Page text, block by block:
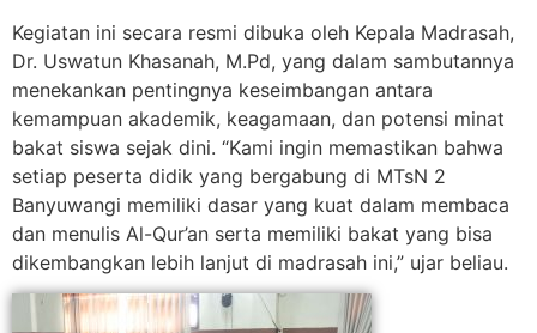
Kegiatan ini secara resmi dibuka oleh Kepala Madrasah,
Dr. Uswatun Khasanah, M.Pd, yang dalam sambutannya
menekankan pentingnya keseimbangan antara
kemampuan akademik, keagamaan, dan potensi minat
bakat siswa sejak dini. “Kami ingin memastikan bahwa
setiap peserta didik yang bergabung di MTsN 2
Banyuwangi memiliki dasar yang kuat dalam membaca
dan menulis Al-Qur’an serta memiliki bakat yang bisa
dikembangkan lebih lanjut di madrasah ini,” ujar beliau.